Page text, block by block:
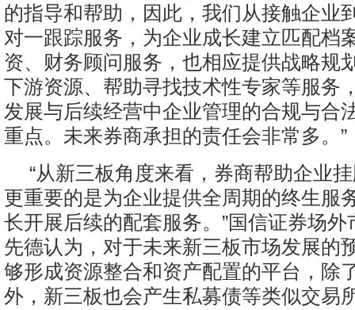
的指导和帮助，因此，我们从接触企业
对一跟踪服务，为企业成长建立匹配档
资、财务顾问服务，也相应提供战略规
下游资源、帮助寻找技术性专家等服务
发展与后续经营中企业管理的合规与合
重点。未来券商承担的责任会非常多。”
“从新三板角度来看，券商帮助企业
更重要的是为企业提供全周期的终生服
长开展后续的配套服务。”国信证券场
先德认为，对于未来新三板市场发展的
够形成资源整合和资产配置的平台，除
外，新三板也会产生私募债等类似交易